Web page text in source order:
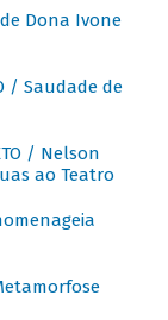
de Dona Ivone
/ Saudade de
/ Nelson
ao Teatro